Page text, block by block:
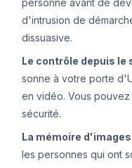
d'intrusion de
dissuasive.
Le contrôle depuis le
sonne à votre porte
en vidéo. Vous
sécurité.
La mémoire d'images
les personnes qui ont